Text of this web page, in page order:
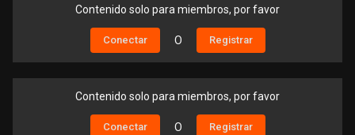
Contenido solo para miembros, por favor
Conectar O Registrar
Contenido solo para miembros, por favor
Conectar O Registrar